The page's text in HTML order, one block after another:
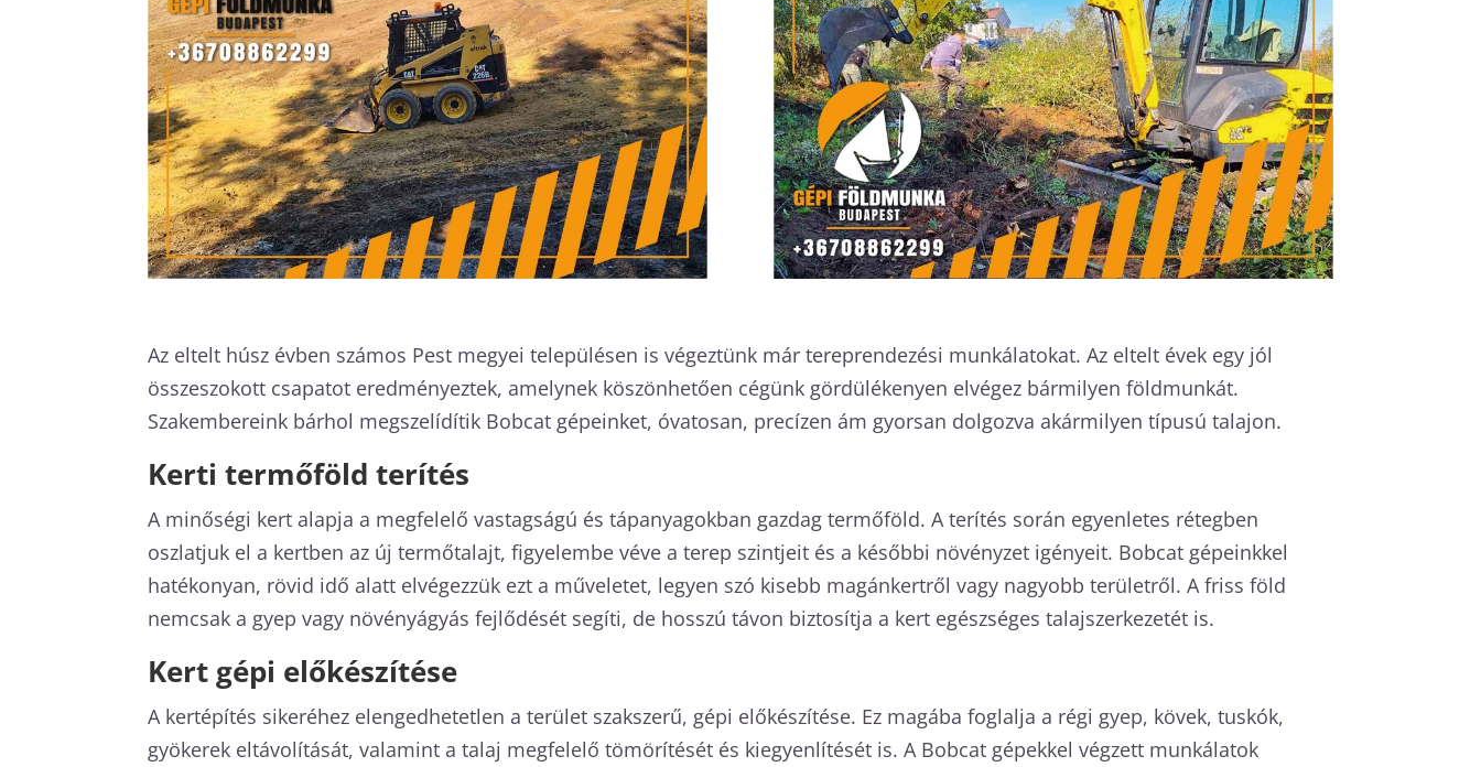
Az eltelt húsz évben számos Pest megyei településen is végeztünk már tereprendezési munkálatokat. Az eltelt évek egy jól
összeszokott csapatot eredményeztek, amelynek köszönhetően cégünk gördülékenyen elvégez bármilyen földmunkát.
Szakembereink bárhol megszelídítik Bobcat gépeinket, óvatosan, precízen ám gyorsan dolgozva akármilyen típusú talajon.
Kerti termőföld terítés
A minőségi kert alapja a megfelelő vastagságú és tápanyagokban gazdag termőföld. A terítés során egyenletes rétegben
oszlatjuk el a kertben az új termőtalajt, figyelembe véve a terep szintjeit és a későbbi növényzet igényeit. Bobcat gépeinkkel
hatékonyan, rövid idő alatt elvégezzük ezt a műveletet, legyen szó kisebb magánkertről vagy nagyobb területről. A friss föld
nemcsak a gyep vagy növényágyás fejlődését segíti, de hosszú távon biztosítja a kert egészséges talajszerkezetét is.
Kert gépi előkészítése
A kertépítés sikeréhez elengedhetetlen a terület szakszerű, gépi előkészítése. Ez magába foglalja a régi gyep, kövek, tuskók,
gyökerek eltávolítását, valamint a talaj megfelelő tömörítését és kiegyenlítését is. A Bobcat gépekkel végzett munkálatok